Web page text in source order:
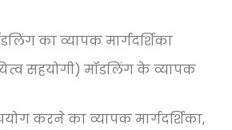
का व्यापक मार्गदर्शिका
सहयोगी) मॉडलिंग के व्यापक
करने का व्यापक मार्गदर्शिका,